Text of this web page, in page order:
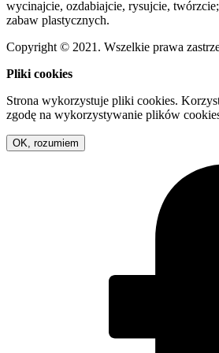
wycinajcie, ozdabiajcie, rysujcie,
zabaw plastycznych.
Copyright © 2021. Wszelkie prawa
Pliki cookies
Strona wykorzystuje pliki cookies.
zgodę na wykorzystywanie plików
OK, rozumiem